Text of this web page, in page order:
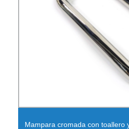
Mampara cromada con toallero